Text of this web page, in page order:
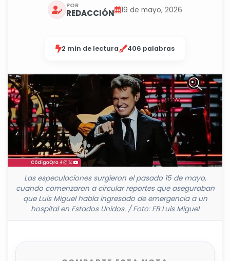
POR
REDACCIÓN 19 de mayo, 2026
2 min de lectura 406 palabras
Las especulaciones surgieron el pasado 15 de mayo,
cuando comenzaron a circular reportes que aseguraban
que Luis Miguel había ingresado de emergencia a un
hospital en Estados Unidos. / Foto: FB Luis Miguel